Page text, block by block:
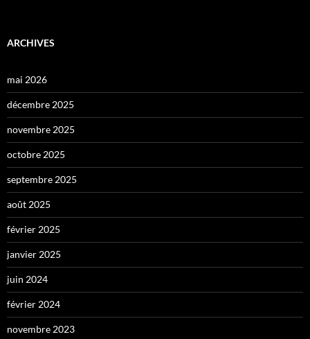
ARCHIVES
mai 2026
décembre 2025
novembre 2025
octobre 2025
septembre 2025
août 2025
février 2025
janvier 2025
juin 2024
février 2024
novembre 2023